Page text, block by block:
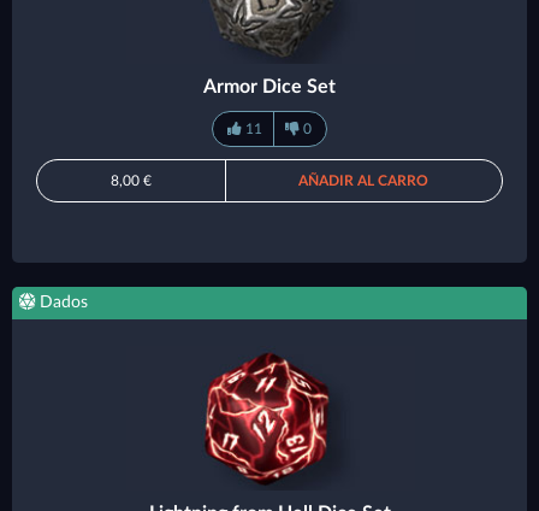
Armor Dice Set
11 0
8,00 € AÑADIR AL CARRO
Dados